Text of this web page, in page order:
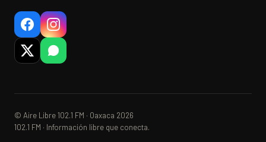
© Aire Libre 102.1 FM · Oaxaca 2026
102.1 FM · Información libre que conecta.